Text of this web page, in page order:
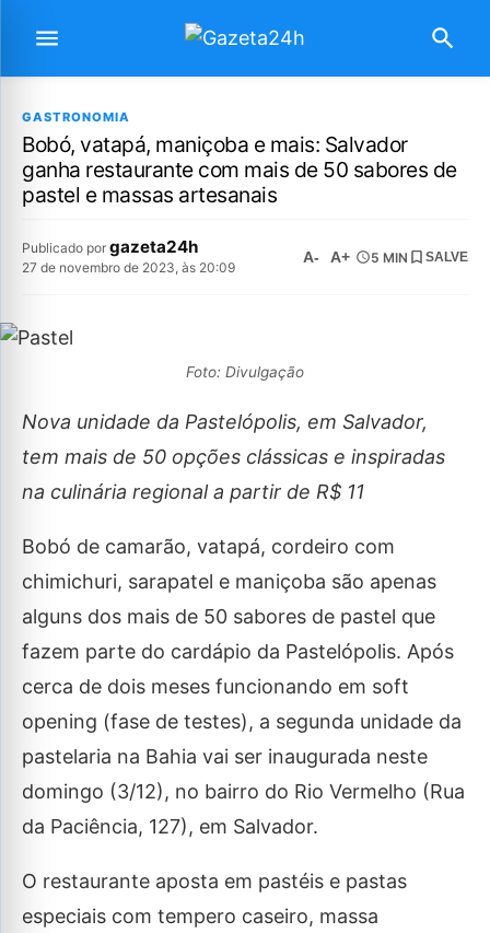
GASTRONOMIA
Bobó, vatapá, maniçoba e mais: Salvador
ganha restaurante com mais de 50 sabores de
pastel e massas artesanais
Publicado por gazeta24h
27 de novembro de 2023, às 20:09
A- A+ 5 MIN SALVE
Foto: Divulgação
Nova unidade da Pastelópolis, em Salvador,
tem mais de 50 opções clássicas e inspiradas
na culinária regional a partir de R$ 11
Bobó de camarão, vatapá, cordeiro com
chimichuri, sarapatel e maniçoba são apenas
alguns dos mais de 50 sabores de pastel que
fazem parte do cardápio da Pastelópolis. Após
cerca de dois meses funcionando em soft
opening (fase de testes), a segunda unidade da
pastelaria na Bahia vai ser inaugurada neste
domingo (3/12), no bairro do Rio Vermelho (Rua
da Paciência, 127), em Salvador.
O restaurante aposta em pastéis e pastas
especiais com tempero caseiro, massa